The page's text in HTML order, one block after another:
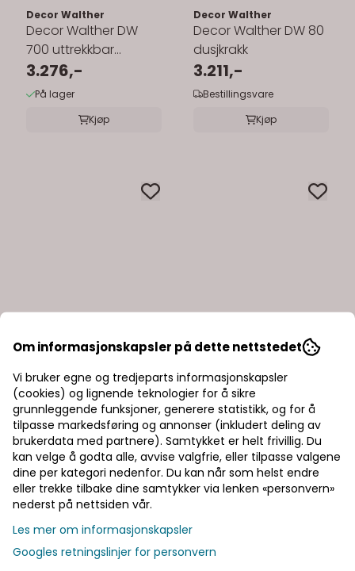
Decor Walther
Decor Walther DW
700 uttrekkbar
håndklehenger
3.276,-
På lager
Kjøp
Decor Walther
Decor Walther DW 80
dusjkrakk
3.211,-
Bestillingsvare
Kjøp
Om informasjonskapsler på dette nettstedet
Vi bruker egne og tredjeparts informasjonskapsler
(cookies) og lignende teknologier for å sikre
grunnleggende funksjoner, generere statistikk, og for å
tilpasse markedsføring og annonser (inkludert deling av
brukerdata med partnere). Samtykket er helt frivillig. Du
kan velge å godta alle, avvise valgfrie, eller tilpasse valgene
dine per kategori nedenfor. Du kan når som helst endre
eller trekke tilbake dine samtykker via lenken «personvern»
nederst på nettsiden vår.
Les mer om informasjonskapsler
Googles retningslinjer for personvern